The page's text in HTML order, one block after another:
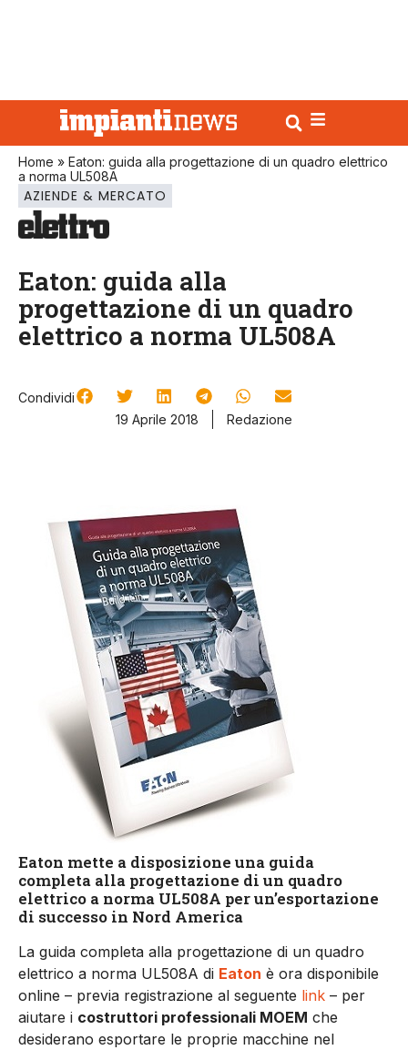
Home » Eaton: guida alla progettazione di un quadro elettrico
a norma UL508A
AZIENDE & MERCATO
Eaton: guida alla
progettazione di un quadro
elettrico a norma UL508A
Condividi
19 Aprile 2018
Redazione
Eaton mette a disposizione una guida
completa alla progettazione di un quadro
elettrico a norma UL508A per un’esportazione
di successo in Nord America
La guida completa alla progettazione di un quadro
elettrico a norma UL508A di Eaton è ora disponibile
online – previa registrazione al seguente link – per
aiutare i costruttori professionali MOEM che
desiderano esportare le proprie macchine nel